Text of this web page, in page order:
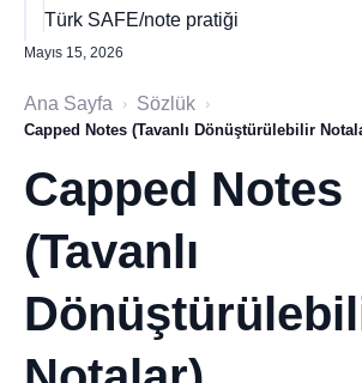
Türk SAFE/note pratiği
Mayıs 15, 2026
Ana Sayfa › Sözlük ›
Capped Notes (Tavanlı Dönüştürülebilir
Capped Notes
(Tavanlı